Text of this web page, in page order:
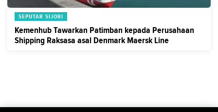
SEPUTAR SIJORI
Kemenhub Tawarkan Patimban kepada Perusahaan
Shipping Raksasa asal Denmark Maersk Line